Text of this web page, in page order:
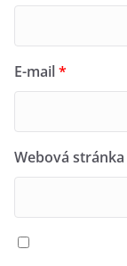
E-mail*
Webová stránka